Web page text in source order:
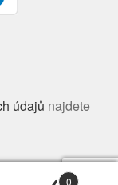
údajů najdete
0